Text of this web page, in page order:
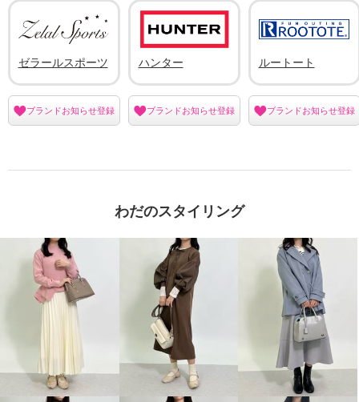
ゼラールスポーツ
ブランドお知らせ登録
ハンター
ブランドお知らせ登録
ルートート
ブランドお知らせ登録
わだのスタイリング